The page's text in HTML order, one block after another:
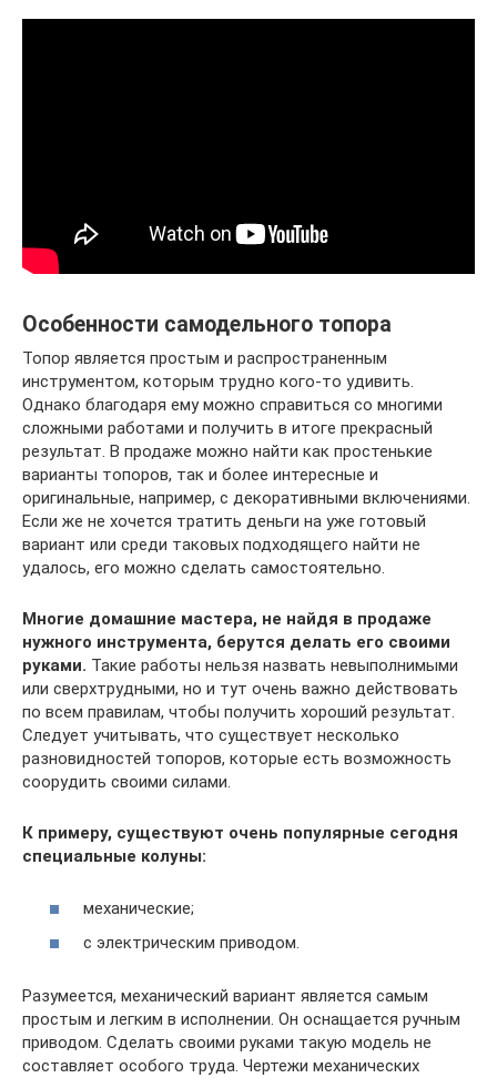
Особенности самодельного топора
Топор является простым и распространенным
инструментом, которым трудно кого-то удивить.
Однако благодаря ему можно справиться со многими
сложными работами и получить в итоге прекрасный
результат. В продаже можно найти как простенькие
варианты топоров, так и более интересные и
оригинальные, например, с декоративными включениями.
Если же не хочется тратить деньги на уже готовый
вариант или среди таковых подходящего найти не
удалось, его можно сделать самостоятельно.
Многие домашние мастера, не найдя в продаже
нужного инструмента, берутся делать его своими
руками. Такие работы нельзя назвать невыполнимыми
или сверхтрудными, но и тут очень важно действовать
по всем правилам, чтобы получить хороший результат.
Следует учитывать, что существует несколько
разновидностей топоров, которые есть возможность
соорудить своими силами.
К примеру, существуют очень популярные сегодня
специальные колуны:
механические;
с электрическим приводом.
Разумеется, механический вариант является самым
простым и легким в исполнении. Он оснащается ручным
приводом. Сделать своими руками такую модель не
составляет особого труда. Чертежи механических